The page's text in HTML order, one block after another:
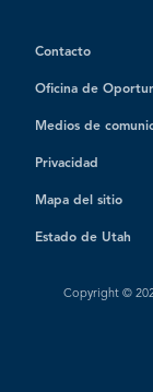
Contacto
Oficina de
Medios de
Privacidad
Mapa del sitio
Estado de Utah
Copyright ©